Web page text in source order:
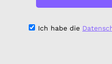
Ich habe die